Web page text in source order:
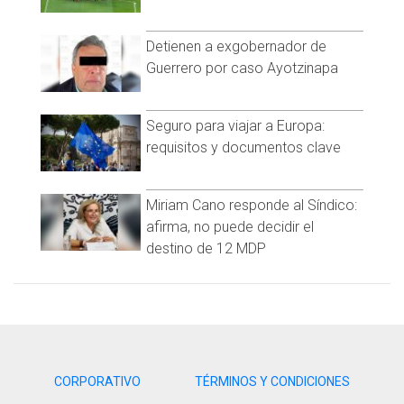
Detienen a exgobernador de
Guerrero por caso Ayotzinapa
Seguro para viajar a Europa:
requisitos y documentos clave
Miriam Cano responde al Síndico:
afirma, no puede decidir el
destino de 12 MDP
CORPORATIVO TÉRMINOS Y CONDICIONES